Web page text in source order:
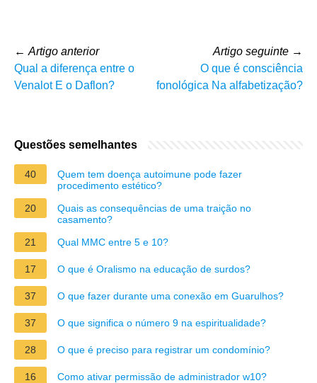
← Artigo anterior
Qual a diferença entre o
Venalot E o Daflon?
Artigo seguinte →
O que é consciência
fonológica Na alfabetização?
Questões semelhantes
40
Quem tem doença autoimune pode fazer
procedimento estético?
20
Quais as consequências de uma traição no
casamento?
21
Qual MMC entre 5 e 10?
17 O que é Oralismo na educação de surdos?
37 O que fazer durante uma conexão em Guarulhos?
37 O que significa o número 9 na espiritualidade?
28 O que é preciso para registrar um condomínio?
16 Como ativar permissão de administrador w10?